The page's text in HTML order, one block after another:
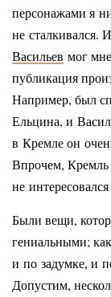
персонажами я
не сталкивался.
Васильев мог
публикация
Например, был
Ельцина, и
в Кремле он
Впрочем, Кремль
не
Были вещи,
гениальными;
и по задумке, и
Допустим,